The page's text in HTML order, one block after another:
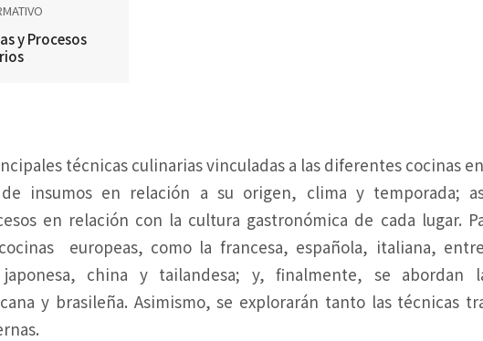
y Procesos
técnicas culinarias vinculadas a las diferentes cocinas
insumos en relación a su origen, clima y temporada;
en relación con la cultura gastronómica de cada lugar.
europeas, como la francesa, española, italiana,
china y tailandesa; y, finalmente, se abordan
y brasileña. Asimismo, se explorarán tanto las técnicas